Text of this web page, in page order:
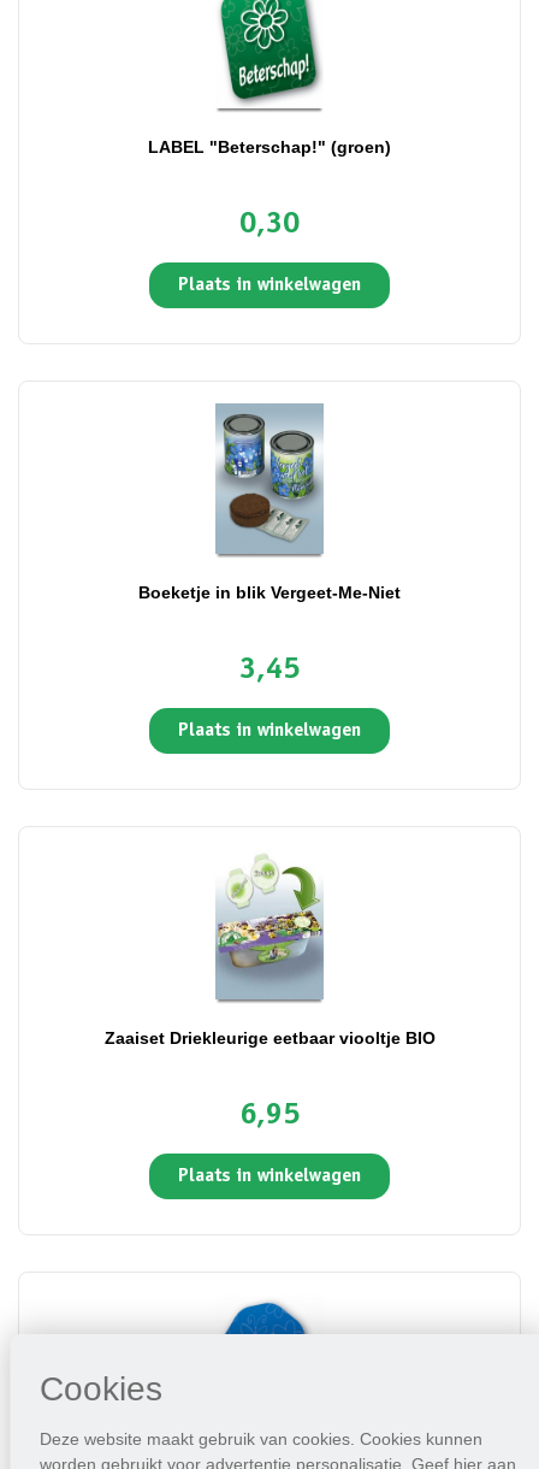
Cookies
Deze website maakt gebruik van cookies. Cookies kunnen
worden gebruikt voor advertentie personalisatie. Geef hier aan
LABEL "Beterschap!" (groen)
0,30
Plaats in winkelwagen
Boeketje in blik Vergeet-Me-Niet
3,45
Plaats in winkelwagen
Zaaiset Driekleurige eetbaar viooltje BIO
6,95
Plaats in winkelwagen